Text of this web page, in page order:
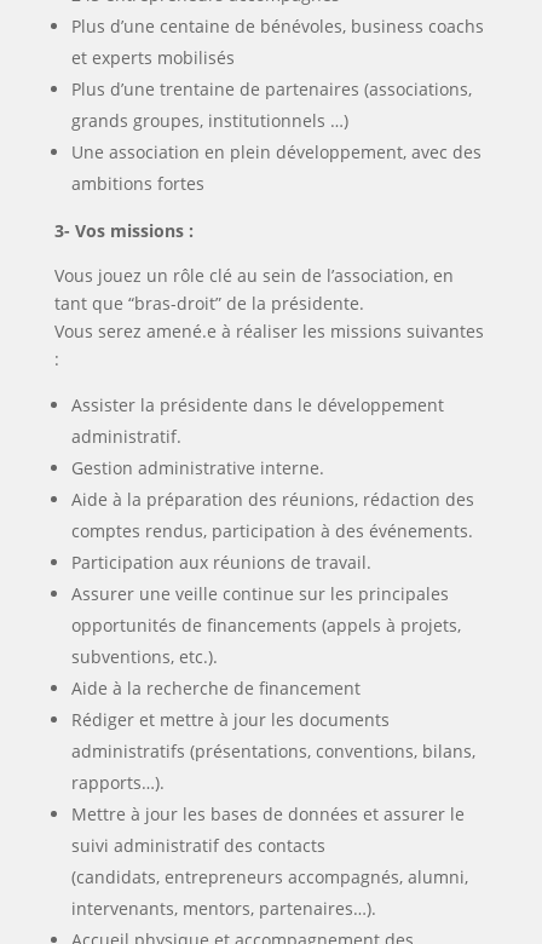
Plus d’une centaine de bénévoles, business coachs
et experts mobilisés
Plus d’une trentaine de partenaires (associations,
grands groupes, institutionnels …)
Une association en plein développement, avec des
ambitions fortes
3- Vos missions :
Vous jouez un rôle clé au sein de l’association, en
tant que “bras-droit” de la présidente.
Vous serez amené.e à réaliser les missions suivantes
:
Assister la présidente dans le développement
administratif.
Gestion administrative interne.
Aide à la préparation des réunions, rédaction des
comptes rendus, participation à des événements.
Participation aux réunions de travail.
Assurer une veille continue sur les principales
opportunités de financements (appels à projets,
subventions, etc.).
Aide à la recherche de financement
Rédiger et mettre à jour les documents
administratifs (présentations, conventions, bilans,
rapports…).
Mettre à jour les bases de données et assurer le
suivi administratif des contacts
(candidats, entrepreneurs accompagnés, alumni,
intervenants, mentors, partenaires…).